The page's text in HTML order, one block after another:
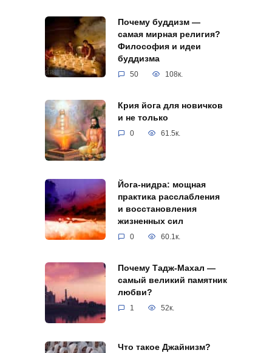
Почему буддизм —
самая мирная религия?
Философия и идеи
буддизма
50 108к.
Крия йога для новичков
и не только
0 61.5к.
Йога-нидра: мощная
практика расслабления
и восстановления
жизненных сил
0 60.1к.
Почему Тадж-Махал —
самый великий памятник
любви?
1 52к.
Что такое Джайнизм?